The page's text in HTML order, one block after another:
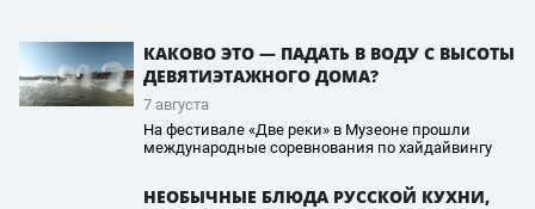
КАКОВО ЭТО — ПАДАТЬ В ВОДУ С ВЫСОТЫ
ДЕВЯТИЭТАЖНОГО ДОМА?
7 августа
На фестивале «Две реки» в Музеоне прошли
международные соревнования по хайдайвингу
НЕОБЫЧНЫЕ БЛЮДА РУССКОЙ КУХНИ,